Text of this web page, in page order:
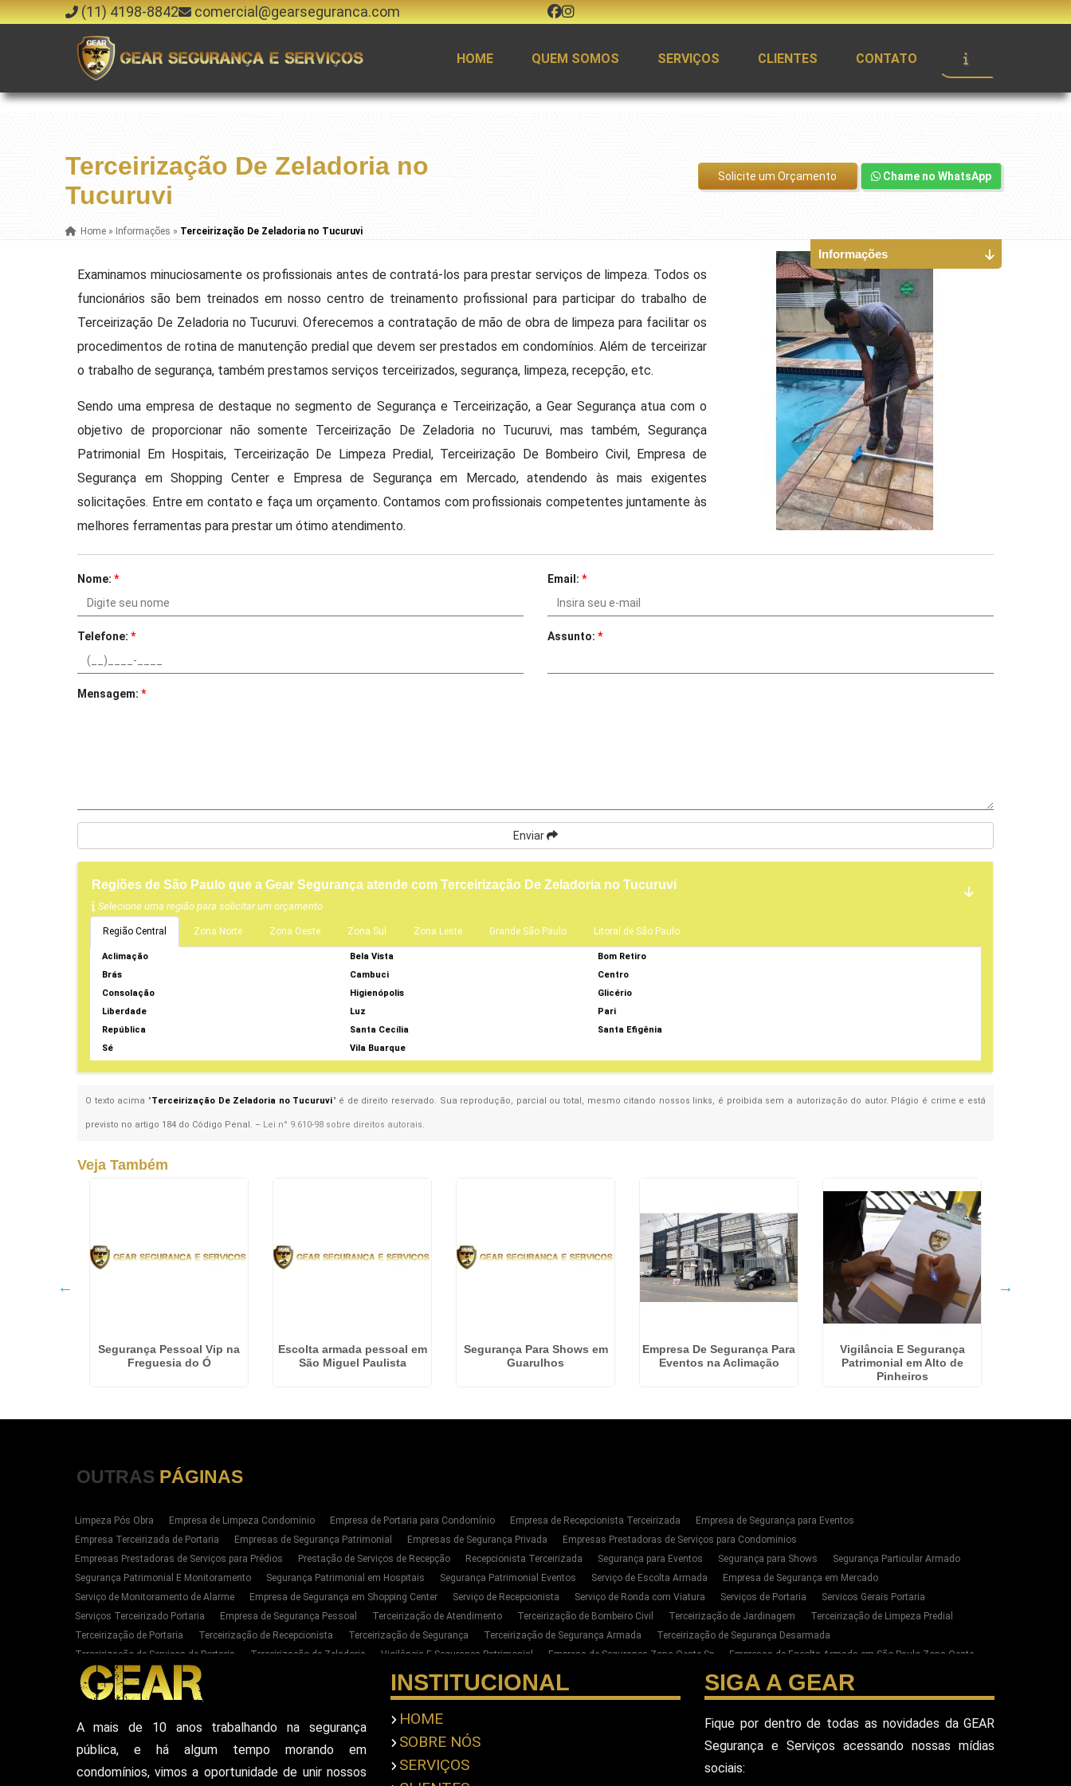
(11) 4198-8842 comercial@gearseguranca.com
HOME QUEM SOMOS SERVIÇOS CLIENTES CONTATO
Terceirização De Zeladoria no
Tucuruvi
Home » Informações » Terceirização De Zeladoria no Tucuruvi
Solicite um Orçamento Chame no WhatsApp
Examinamos minuciosamente os profissionais antes de contratá-los para prestar serviços de limpeza. Todos os
funcionários são bem treinados em nosso centro de treinamento profissional para participar do trabalho de
Terceirização De Zeladoria no Tucuruvi. Oferecemos a contratação de mão de obra de limpeza para facilitar os
procedimentos de rotina de manutenção predial que devem ser prestados em condomínios. Além de terceirizar
o trabalho de segurança, também prestamos serviços terceirizados, segurança, limpeza, recepção, etc.
Sendo uma empresa de destaque no segmento de Segurança e Terceirização, a Gear Segurança atua com o
objetivo de proporcionar não somente Terceirização De Zeladoria no Tucuruvi, mas também, Segurança
Patrimonial Em Hospitais, Terceirização De Limpeza Predial, Terceirização De Bombeiro Civil, Empresa de
Segurança em Shopping Center e Empresa de Segurança em Mercado, atendendo às mais exigentes
solicitações. Entre em contato e faça um orçamento. Contamos com profissionais competentes juntamente às
melhores ferramentas para prestar um ótimo atendimento.
Nome:* Email: *
Telefone:* Assunto: *
Mensagem:*
Enviar
Regiões de São Paulo que a Gear Segurança atende com Terceirização De Zeladoria no Tucuruvi
Selecione uma região para solicitar um orçamento
Região Central Zona Norte Zona Oeste Zona Sul Zona Leste Grande São Paulo Litoral de São Paulo
Aclimação Bela Vista
Bom Retiro
Brás
Cambuci
Centro
Consolação
Higienópolis
Glicério
Liberdade
Luz
Pari
República
Santa Cecília
Santa Efigênia
Sé
Vila Buarque
O texto acima "Terceirização De Zeladoria no Tucuruvi" é de direito reservado. Sua reprodução, parcial ou total, mesmo citando nossos links, é proibida sem a autorização do autor. Plágio é crime e está
previsto no artigo 184 do Código Penal. – Lei n° 9.610-98 sobre direitos autorais.
Informações
Veja Também
Segurança Pessoal Vip na
Freguesia do Ó
Escolta armada pessoal em
São Miguel Paulista
Segurança Para Shows em
Guarulhos
Empresa De Segurança Para
Eventos na Aclimação
Vigilância E Segurança
Patrimonial em Alto de
Pinheiros
OUTRAS PÁGINAS
Limpeza Pós Obra Empresa de Limpeza Condominio Empresa de Portaria para Condomínio Empresa de Recepcionista Terceirizada
Empresa de Segurança para Eventos
Empresa Terceirizada de Portaria
Empresas de Segurança Patrimonial Empresas de Segurança Privada
Empresas Prestadoras de Serviços para Condominios
Empresas Prestadoras de Serviços para Prédios
Prestação de Serviços de Recepção Recepcionista Terceirizada Segurança para Eventos Segurança para Shows
Segurança Particular Armado
Segurança Patrimonial E Monitoramento
Segurança Patrimonial em Hospitais Segurança Patrimonial Eventos Serviço de Escolta Armada
Empresa de Segurança em Mercado
Serviço de Monitoramento de Alarme
Empresa de Segurança em Shopping Center Serviço de Recepcionista Serviço de Ronda com Viatura Serviços de Portaria
Servicos Gerais Portaria
Serviços Terceirizado Portaria
Empresa de Segurança Pessoal Terceirização de Atendimento Terceirização de Bombeiro Civil Terceirização de Jardinagem
Terceirização de Limpeza Predial
Terceirização de Portaria
Terceirização de Recepcionista Terceirização de Segurança Terceirização de Segurança Armada
Terceirização de Segurança Desarmada
Terceirização de Serviços de Portaria
Terceirização de Zeladoria Vigilância E Segurança Patrimonial Empresa de Segurança Zona Oeste Sp
Empresas de Escolta Armada em São Paulo Zona Oeste
Empresas de Portaria E Limpeza Sp Zona Oeste
Empresas de Segurança Privada Zona Oeste SP Serviço de Segurança Privada Sp
Terceirização de Limpeza e Conservação em SP
Serviços Terceirizado Portaria em SP
Segurança Patrimonial para Empresas na Zona Oeste de SP
Empresa de Portaria E Limpeza na Zona Oeste de SP
Contratar Seguranca Particular Armado
Empresa De Seguranca Particular
Empresa De Seguranca Patrimonial Empresa De Seguranca Pessoal Privada Empresa De Seguranca Privada
Equipe De Seguranca Para Eventos
Seguranca Particular Armada
Seguranca Pessoal Privada Escolta Armada Pessoal Seguranca Particular Pessoal Seguranca Pessoal Privado Seguranca Pessoal Vip
Seguranca Vip
Vigilante De Seguranca Pessoal Privada
Empresa De Seguranca Privada Em Sao Paulo Empresa De Seguranca Alphaville
A mais de 10 anos trabalhando na segurança
pública, e há algum tempo morando em
condomínios, vimos a oportunidade de unir nossos
INSTITUCIONAL
HOME
SOBRE NÓS
SERVIÇOS
SIGA A GEAR
Fique por dentro de todas as novidades da GEAR
Segurança e Serviços acessando nossas mídias
sociais: